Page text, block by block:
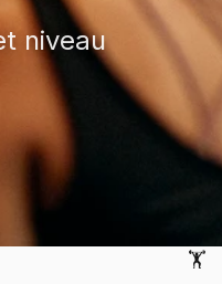
niveau
🏋️